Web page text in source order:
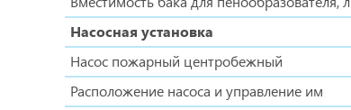
Насосная установка
Насос пожарный центробежный
Расположение насоса и управление им